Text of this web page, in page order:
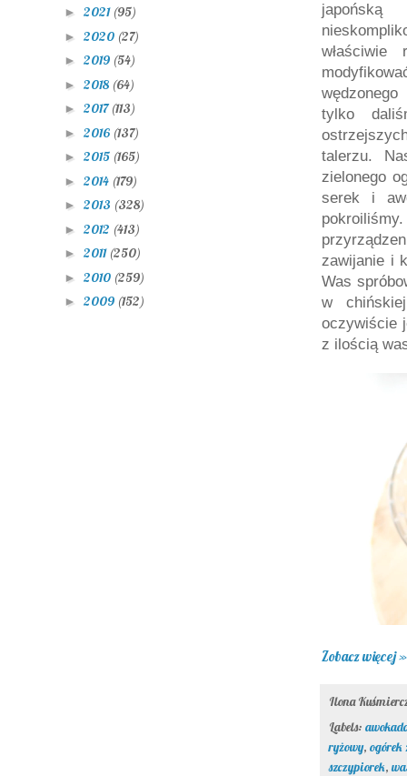
właściwie
tylko
talerzu.
zielonego
serek i
zawijanie i
Was
w
oczywiście
z ilością
Zobacz więcej »
Ilona
Labels:
ryżowy, ogórek
szczypiorek,
► 2021 (95)
► 2020 (27)
► 2019 (54)
► 2018 (64)
► 2017(113)
► 2016 (137)
► 2015 (165)
► 2014 (179)
► 2013 (328)
► 2012 (413)
► 2011 (250)
► 2010 (259)
► 2009 (152)